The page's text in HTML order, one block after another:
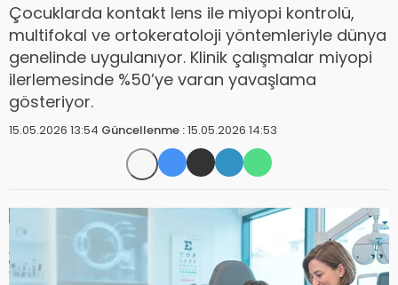
Çocuklarda kontakt lens ile miyopi kontrolü,
multifokal ve ortokeratoloji yöntemleriyle dünya
genelinde uygulanıyor. Klinik çalışmalar miyopi
ilerlemesinde %50’ye varan yavaşlama
gösteriyor.
15.05.2026 13:54 Güncellenme :15.05.2026 14:53